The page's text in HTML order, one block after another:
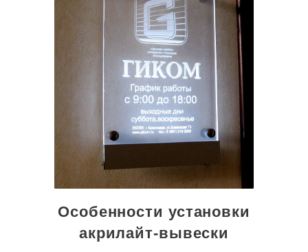
Особенности установки
акрилайт-вывески